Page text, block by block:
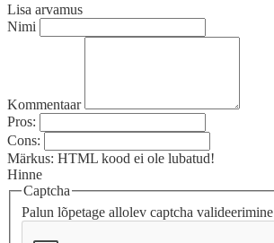
Lisa arvamus
Nimi
Kommentaar
Pros:
Cons:
Märkus: HTML kood ei ole lubatud!
Hinne
Captcha
Palun lõpetage allolev captcha valideerimine